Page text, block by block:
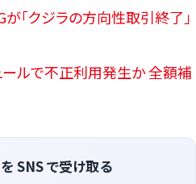
「クジラの方向性取引終了」
ールで不正利用発生か 全額補
SNS で受け取る